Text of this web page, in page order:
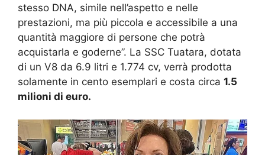
stesso DNA, simile nell’aspetto e nelle
prestazioni, ma più piccola e accessibile a una
quantità maggiore di persone che potrà
acquistarla e goderne”. La SSC Tuatara, dotata
di un V8 da 6.9 litri e 1.774 cv, verrà prodotta
solamente in cento esemplari e costa circa 1.5
milioni di euro.